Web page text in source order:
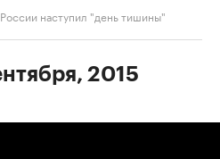
наступил "день тишины"
2015